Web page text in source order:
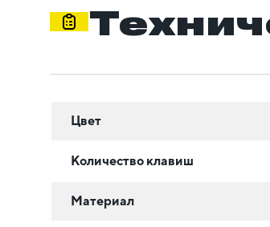
Цвет
Количество клавиш
Материал